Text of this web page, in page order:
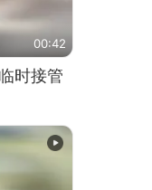
00:42
时接管